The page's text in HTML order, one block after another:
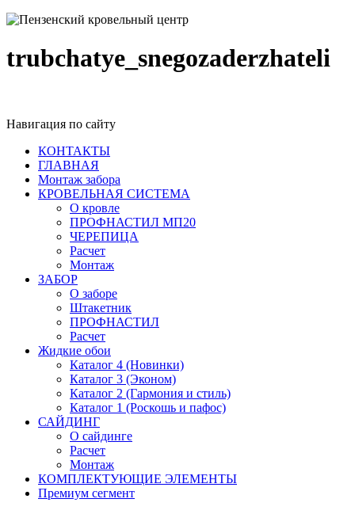
trubchatye_snegozaderzhateli
Навигация по сайту
КОНТАКТЫ
ГЛАВНАЯ
Монтаж забора
КРОВЕЛЬНАЯ СИСТЕМА
О кровле
ПРОФНАСТИЛ МП20
ЧЕРЕПИЦА
Расчет
Монтаж
ЗАБОР
О заборе
Штакетник
ПРОФНАСТИЛ
Расчет
Жидкие обои
Каталог 4 (Новинки)
Каталог 3 (Эконом)
Каталог 2 (Гармония и стиль)
Каталог 1 (Роскошь и пафос)
САЙДИНГ
О сайдинге
Расчет
Монтаж
КОМПЛЕКТУЮЩИЕ ЭЛЕМЕНТЫ
Премиум сегмент